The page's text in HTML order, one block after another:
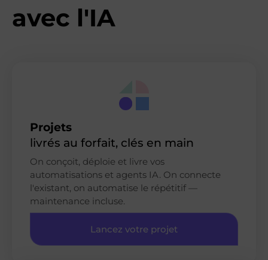
avec l'IA
Projets
livrés au forfait, clés en main
On conçoit, déploie et livre vos
automatisations et agents IA. On connecte
l'existant, on automatise le répétitif —
maintenance incluse.
Lancez votre projet